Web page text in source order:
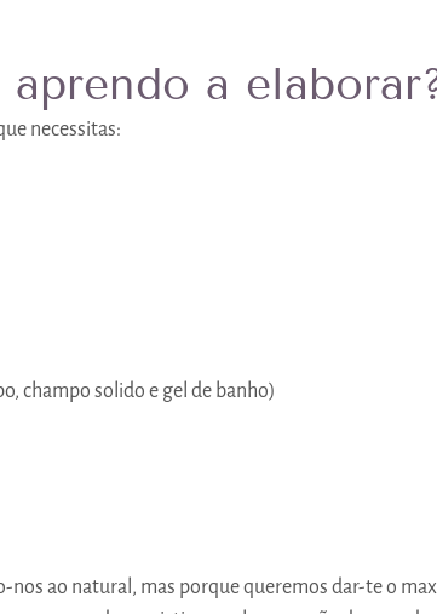
a
necessitas:
champo solido e gel de banho)
nos ao natural, mas porque queremos dar-te o